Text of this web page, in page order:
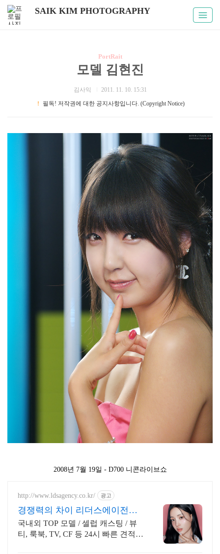
SAIK KIM PHOTOGRAPHY
PortRait
모델 김현진
김사익
2011. 11. 10. 15:31
！
필독! 저작권에 대한 공지사항입니다. (Copyright Notice)
2008년 7월 19일 - D700 니콘라이브쇼
http://www.ldsagency.co.kr/ 광고
경쟁력의 차이 리더스에이전시
2026 모델리스트 무상제공
국내외 TOP 모델 / 셀럽 캐스팅 / 뷰
티, 룩북, TV, CF 등 24시 빠른 견적